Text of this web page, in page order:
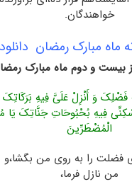
خواهندگان.
ماه مبارک رمضان دانلود
بیست و دوم ماه مبارک
فَضْلِکَ وَ أَنْزِلْ عَلَیَّ فِیهِ
فِیهِ بُحْبُوحَاتِ جَنَّاتِکَ
الْمُضْطَرِّینَ
فضلت را به روى من بگشا،و
من نازل فرما،